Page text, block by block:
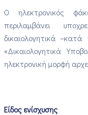
Ο ηλεκτρονικός
περιλαμβάνει
δικαιολογητικά
«Δικαιολογητικά
ηλεκτρονική μορφή
Είδος ενίσχυσης